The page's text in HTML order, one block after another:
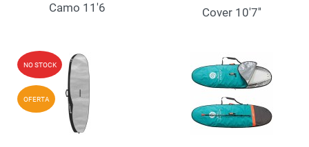
Camo 11'6
Cover 10'7''
NO STOCK
OFERTA
Add to Wishlist
Quick View